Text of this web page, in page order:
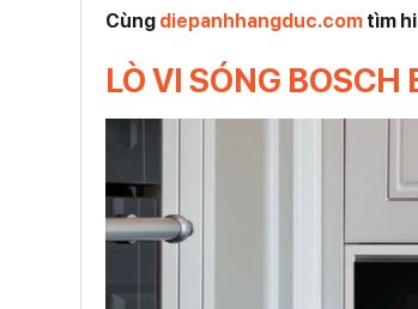
Cùng diepanhhangduc.com tìm
LÒ VI SÓNG